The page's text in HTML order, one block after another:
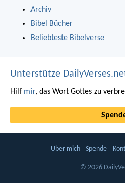
Archiv
Bibel Bücher
Beliebteste Bibelverse
Unterstütze
Hilf mir, das Wort Gottes zu
Über mich Spende
© 2026